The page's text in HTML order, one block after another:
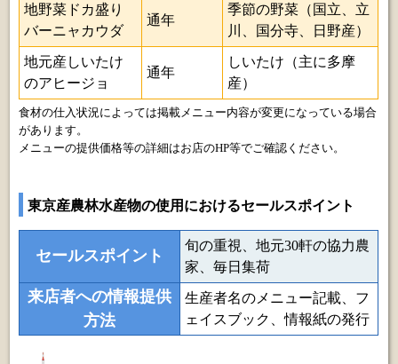
地野菜ドカ盛り
バーニャカウダ
通年
季節の野菜（国立、立
川、国分寺、日野産）
地元産しいたけ
のアヒージョ
通年
しいたけ（主に多摩
産）
食材の仕入状況によっては掲載メニュー内容が変更になっている場合
があります。
メニューの提供価格等の詳細はお店のHP等でご確認ください。
東京産農林水産物の使用におけるセールスポイント
セールスポイント
旬の重視、地元30軒の協力農
家、毎日集荷
来店者への情報提供
方法
生産者名のメニュー記載、フ
ェイスブック、情報紙の発行